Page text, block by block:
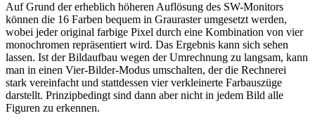
Auf Grund der erheblich höheren Auflösung des SW-Monitors
können die 16 Farben bequem in Grauraster umgesetzt werden,
wobei jeder original farbige Pixel durch eine Kombination von vier
monochromen repräsentiert wird. Das Ergebnis kann sich sehen
lassen. Ist der Bildaufbau wegen der Umrechnung zu langsam, kann
man in einen Vier-Bilder-Modus umschalten, der die Rechnerei
stark vereinfacht und stattdessen vier verkleinerte Farbauszüge
darstellt. Prinzipbedingt sind dann aber nicht in jedem Bild alle
Figuren zu erkennen.